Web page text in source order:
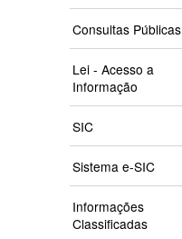
Consultas Públicas
Lei - Acesso a
Informação
SIC
Sistema e-SIC
Informações
Classificadas